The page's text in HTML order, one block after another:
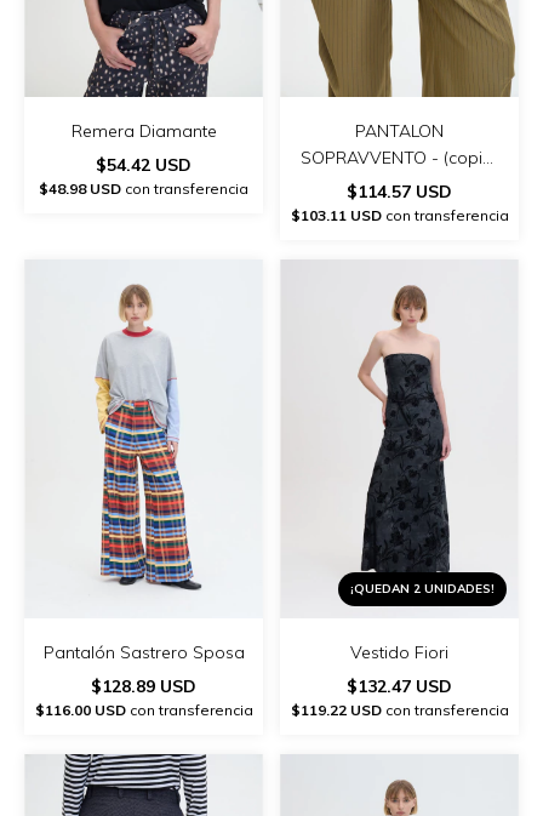
Remera Diamante
$54.42 USD
$48.98 USD con transferencia
PANTALON
SOPRAVVENTO - (copia)
- (copia)
$114.57 USD
$103.11 USDcon transferencia
Pantalón Sastrero Sposa
$128.89 USD
$116.00 USDcon transferencia
¡QUEDAN 2 UNIDADES!
Vestido Fiori
$132.47 USD
$119.22 USDcon transferencia